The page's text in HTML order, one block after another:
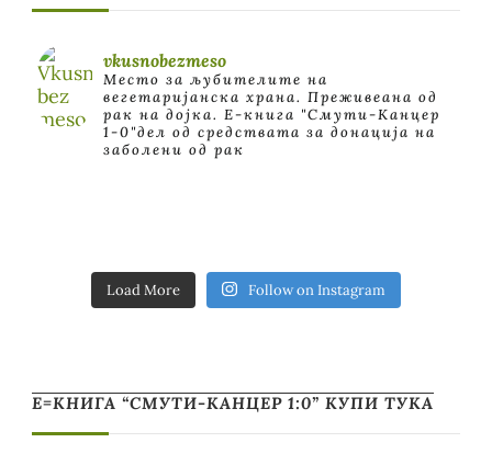
vkusnobezmeso
Место за љубителите на
вегетаријанска храна. Преживеана од
рак на дојка. E-книга "Смути-Канцер
1-0"дел од средствата за донација на
заболени од рак
Load More Follow on Instagram
Е=КНИГА “СМУТИ-КАНЦЕР 1:0” КУПИ ТУКА